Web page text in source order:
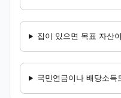
집이 있으면 목표 자산
국민연금이나 배당소득